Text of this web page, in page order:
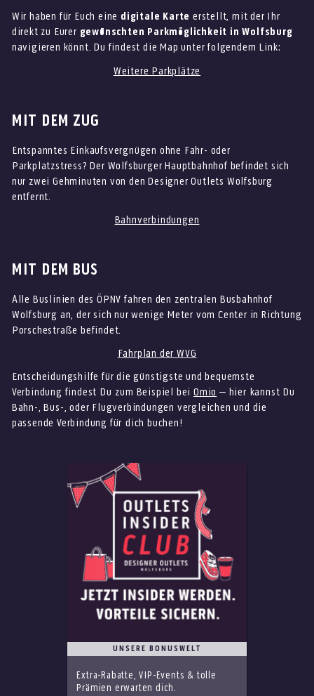
Wir haben für Euch eine digitale Karte erstellt, mit der Ihr
direkt zu Eurer gewünschten Parkmöglichkeit in Wolfsburg
navigieren könnt. Du findest die Map unter folgendem Link:
Weitere Parkplätze
MIT DEM ZUG
Entspanntes Einkaufsvergnügen ohne Fahr- oder
Parkplatzstress? Der Wolfsburger Hauptbahnhof befindet sich
nur zwei Gehminuten von den Designer Outlets Wolfsburg
entfernt.
Bahnverbindungen
MIT DEM BUS
Alle Buslinien des ÖPNV fahren den zentralen Busbahnhof
Wolfsburg an, der sich nur wenige Meter vom Center in Richtung
Porschestraße befindet.
Fahrplan der WVG
Entscheidungshilfe für die günstigste und bequemste
Verbindung findest Du zum Beispiel bei Omio – hier kannst Du
Bahn-, Bus-, oder Flugverbindungen vergleichen und die
passende Verbindung für dich buchen!
UNSERE BONUSWELT
Extra-Rabatte, VIP-Events & tolle
Prämien erwarten dich.